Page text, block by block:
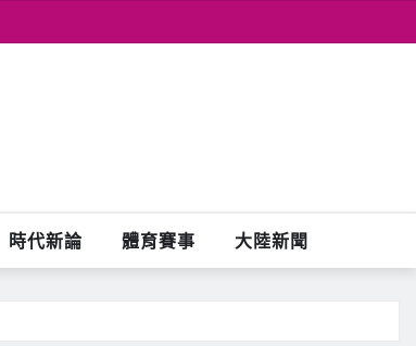
時代新論 體育賽事 大陸新聞